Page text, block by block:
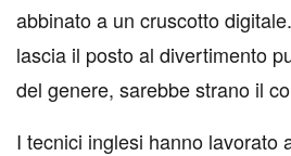
abbinato a un cruscotto
lascia il posto al divertimento
del genere, sarebbe strano il
I tecnici inglesi hanno lavorato